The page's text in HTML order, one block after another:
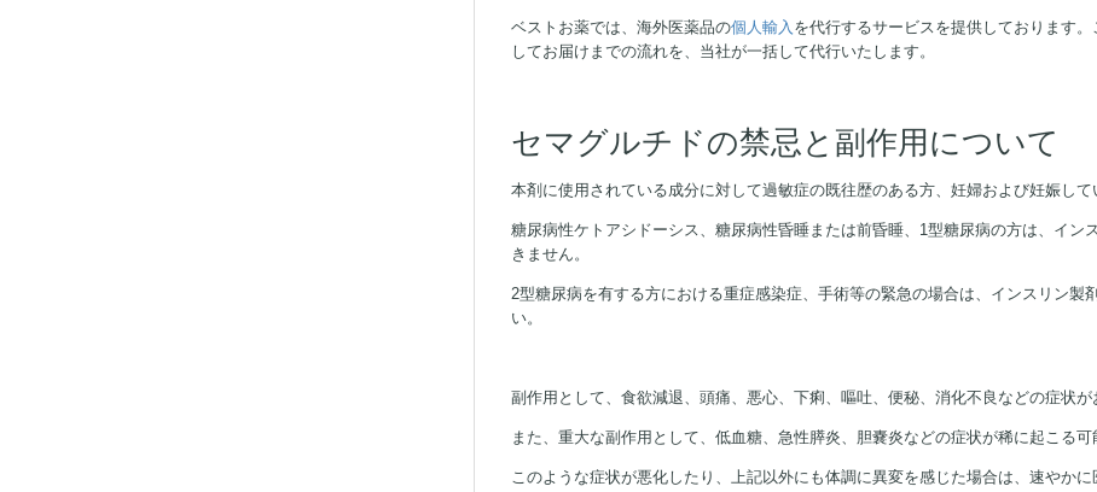
ベストお薬では、海外医薬品の個人輸入を代行するサービスを提供しております
してお届けまでの流れを、当社が一括して代行いたします。
セマグルチドの禁忌と副作用について
本剤に使用されている成分に対して過敏症の既往歴のある方、妊婦および妊娠し
糖尿病性ケトアシドーシス、糖尿病性昏睡または前昏睡、1型糖尿病の方は、イ
きません。
2型糖尿病を有する方における重症感染症、手術等の緊急の場合は、インスリン製
い。
副作用として、食欲減退、頭痛、悪心、下痢、嘔吐、便秘、消化不良などの症状が
また、重大な副作用として、低血糖、急性膵炎、胆嚢炎などの症状が稀に起こる可
このような症状が悪化したり、上記以外にも体調に異変を感じた場合は、速やかに